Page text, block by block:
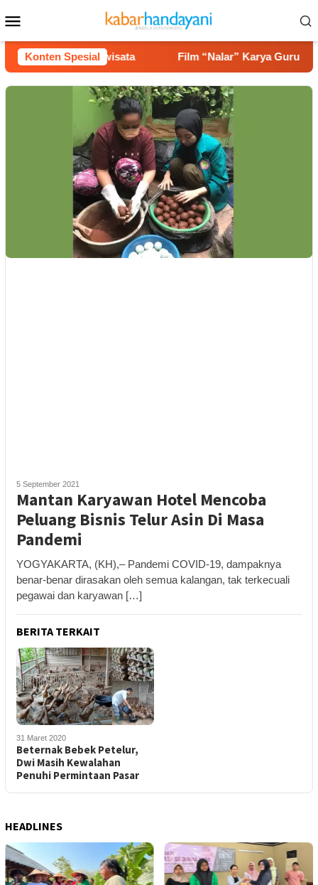
ke
kontenMobile
Konten Spesial
Potensi Pariwisata Film “Nalar” Karya Guru SD
5 September 2021
Mantan Karyawan Hotel Mencoba
Peluang Bisnis Telur Asin Di Masa
Pandemi
YOGYAKARTA, (KH),– Pandemi COVID-19, dampaknya
benar-benar dirasakan oleh semua kalangan, tak terkecuali
pegawai dan karyawan […]
BERITA TERKAIT
31 Maret 2020
Beternak Bebek Petelur,
Dwi Masih Kewalahan
Penuhi Permintaan Pasar
HEADLINES